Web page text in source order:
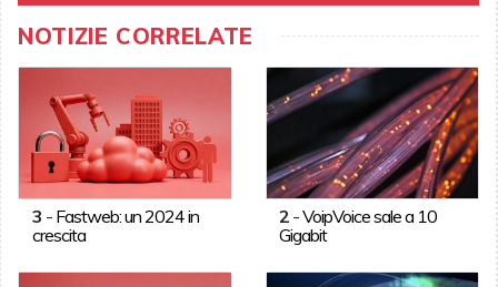
NOTIZIE CORRELATE
3 - Fastweb: un 2024 in
crescita
2 -VoipVoice sale a 10
Gigabit